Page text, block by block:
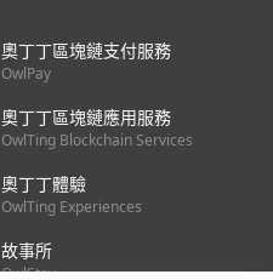
奧丁丁區塊鏈支付服務
OwlPay
奧丁丁區塊鏈應用服務
OwlTing Blockchain Services
奧丁丁體驗
OwlTing Experiences
故事所
OwlStay